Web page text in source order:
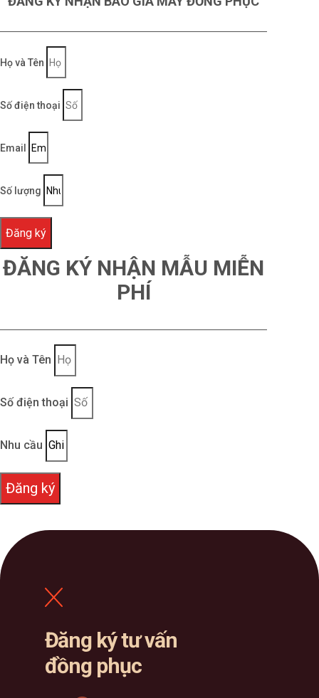
Họ và Tên
Số điện thoại
Email
Số lượng
Đăng ký
ĐĂNG KÝ NHẬN MẪU MIỄN
PHÍ
Họ và Tên
Số điện thoại
Nhu cầu
Đăng ký
Đăng ký tư vấn
đồng phục